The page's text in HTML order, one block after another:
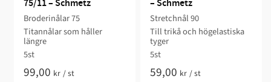
75/11 – Schmetz
Broderinålar 75
Titannålar som håller
längre
5st
99,00 kr /st
– Schmetz
Stretchnål 90
Till trikå och högelastiska
tyger
5st
59,00 kr /st